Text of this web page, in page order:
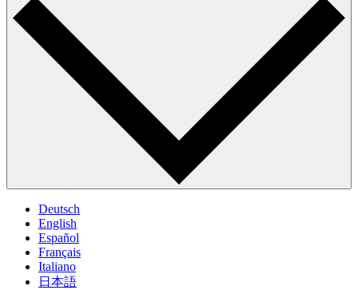
Deutsch
English
Español
Français
Italiano
日本語